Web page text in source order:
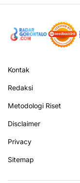
Kontak
Redaksi
Metodologi Riset
Disclaimer
Privacy
Sitemap